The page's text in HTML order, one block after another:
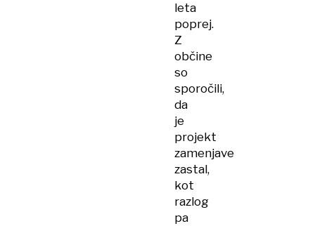
leta
poprej.
Z
občine
so
sporočili,
da
je
projekt
zamenjave
zastal,
kot
razlog
pa